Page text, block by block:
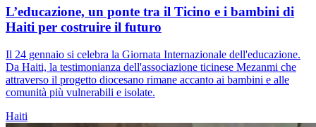
L’educazione, un ponte tra il Ticino e i bambini di
Haiti per costruire il futuro
Il 24 gennaio si celebra la Giornata Internazionale dell'educazione.
Da Haiti, la testimonianza dell'associazione ticinese Mezanmi che
attraverso il progetto diocesano rimane accanto ai bambini e alle
comunità più vulnerabili e isolate.
Haiti